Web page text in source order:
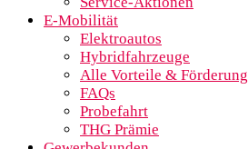
E-Mobilität
Elektroautos
Hybridfahrzeuge
Alle Vorteile & Förderung
FAQs
Probefahrt
THG Prämie